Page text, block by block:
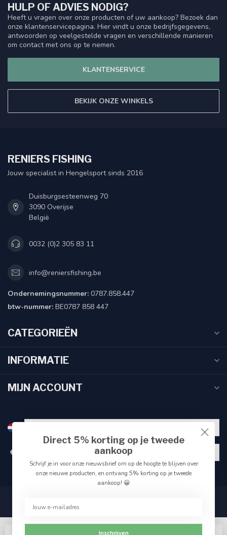
HULP OF ADVIES NODIG?
Heeft u vragen over onze producten of uw aankoop? Bezoek dan
onze klantenservicepagina. Hier vindt u onze bedrijfsgegevens,
antwoorden op veelgestelde vragen en verschillende manieren
om contact met ons op te nemen.
KLANTENSERVICE
BEKIJK ONZE WINKELS
RENIERS FISHING
Jouw specialist in Hengelsport sinds 2016
Duisburgsesteenweg 70
3090 Overijse
België
0032 (0)2 305 83 11
info@reniersfishing.be
Ondernemingsnummer: 0787.858.447
btw-nummer: BE0787 858 447
CATEGORIEËN
INFORMATIE
MIJN ACCOUNT
€
Direct 5% korting op je tweede
aankoop
Schrijf je in voor onze nieuwsbrief om op de hoogte te blijven over
onze nieuwe producten, en ontvang 5% korting op je tweede
aankoop! 😀
Inschrijven